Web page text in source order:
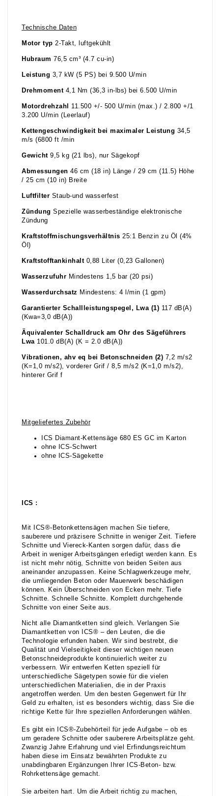
Technische Daten
Motor typ 2-Takt, luftgekühlt
Hubraum 76,5 cm³ (4.7 cu-in)
Leistung 3,7 kW (5 PS) bei 9.500 U/min
Drehmoment 4,1 Nm (36,3 in-lbs) bei 6.500 U/min
Motordrehzahl 11.500 +/- 500 U/min (max.) / 2.800 +/1
3.200 U/min (Leerlauf)
Kettengeschwindigkeit bei maximaler Leistung 34,5
m/s (6800 ft /min
Gewicht 9,5 kg (21 lbs), nur Sägekopf
Abmessungen 46 cm (18 in) Länge / 29 cm (11.5) Höhe
/ 25 cm (10 in) Breite
Luftfilter Staub-und wasserfest
Zündung Spezielle wasserbeständige elektronische
Zündung
Kraftstoffmischungsverhältnis 25:1 Benzin zu Öl (4%
Öl)
Kraftstofftankinhalt 0,88 Liter (0,23 Gallonen)
Wasserzufuhr Mindestens 1,5 bar (20 psi)
Wasserdurchsatz Mindestens: 4 l/min (1 gpm)
Garantierter Schallleistungspegel, Lwa (1) 117 dB(A)
(Kwa=3,0 dB(A))
Äquivalenter Schalldruck am Ohr des Sägeführers
Lwa 101.0 dB(A) (K = 2.0 dB(A))
Vibrationen, ahv eq bei Betonschneiden (2) 7,2 m/s2
(K=1,0 m/s2), vorderer Grif / 8,5 m/s2 (K=1,0 m/s2),
hinterer Grif f
Mitgeliefertes Zubehör
ICS Diamant-Kettensäge 680 ES GC im Karton
ohne ICS-Schwert
ohne ICS-Sägekette
ICS :
Mit ICS®-Betonkettensägen machen Sie tiefere,
sauberere und präzisere Schnitte in weniger Zeit. Tiefere
Schnitte und Viereck-Kanten sorgen dafür, dass die
Arbeit in weniger Arbeitsgängen erledigt werden kann. Es
ist nicht mehr nötig, Schnitte von beiden Seiten aus
aneinander anzupassen. Keine Schlagwerkzeuge mehr,
die umliegenden Beton oder Mauerwerk beschädigen
können. Kein Überschneiden von Ecken mehr. Tiefe
Schnitte. Schnelle Schnitte. Komplett durchgehende
Schnitte von einer Seite aus.
Nicht alle Diamantketten sind gleich. Verlangen Sie
Diamantketten von ICS® – den Leuten, die die
Technologie erfunden haben. Wir sind bestrebt, die
Qualität und Vielseitigkeit dieser wichtigen neuen
Betonschneideprodukte kontinuierlich weiter zu
verbessern. Wir entwerfen Ketten speziell für
unterschiedliche Sägetypen sowie für die vielen
unterschiedlichen Materialien, die in der Praxis
angetroffen werden. Um den besten Gegenwert für Ihr
Geld zu erhalten, ist es besonders wichtig, dass Sie die
richtige Kette für Ihre speziellen Anforderungen wählen.
Es gibt ein ICS®-Zubehörteil für jede Aufgabe – ob es
um geradere Schnitte oder sauberere Arbeitsplätze geht.
Zwanzig Jahre Erfahrung und viel Erfindungsreichtum
haben diese im Einsatz bewährten Produkte zu
unabdingbaren Ergänzungen Ihrer ICS-Beton- bzw.
Rohrkettensäge gemacht.
Sie arbeiten hart. Um die Arbeit richtig zu machen,